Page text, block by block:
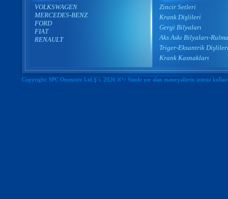
VOLKSWAGEN
MERCEDES-BENZ
FORD
FIAT
RENAULT
Zincir Setleri
Krank Dişlileri
Gergi Bilyaları
Aks Askı Bilyaları-
Triger-Eksantrik
Krank Kasnakları
Copyright: SPC Otomotiv Ltd.Ş´i. 2026 ì¢²> Sitede yer alan materyallerin izinsiz